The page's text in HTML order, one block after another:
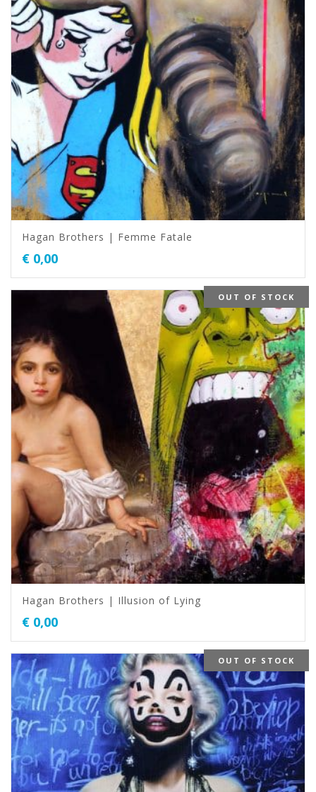
Hagan Brothers | Femme Fatale
€ 0,00
OUT OF STOCK
Hagan Brothers | Illusion of Lying
€ 0,00
OUT OF STOCK